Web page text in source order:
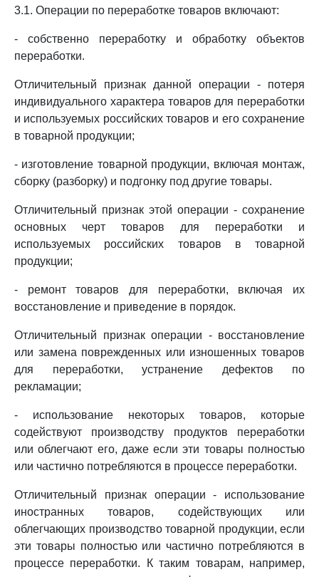
3.1. Операции по переработке товаров включают:
- собственно переработку и обработку объектов
переработки.
Отличительный признак данной операции - потеря
индивидуального характера товаров для переработки
и используемых российских товаров и его сохранение
в товарной продукции;
- изготовление товарной продукции, включая монтаж,
сборку (разборку) и подгонку под другие товары.
Отличительный признак этой операции - сохранение
основных черт товаров для переработки и
используемых российских товаров в товарной
продукции;
- ремонт товаров для переработки, включая их
восстановление и приведение в порядок.
Отличительный признак операции - восстановление
или замена поврежденных или изношенных товаров
для переработки, устранение дефектов по
рекламации;
- использование некоторых товаров, которые
содействуют производству продуктов переработки
или облегчают его, даже если эти товары полностью
или частично потребляются в процессе переработки.
Отличительный признак операции - использование
иностранных товаров, содействующих или
облегчающих производство товарной продукции, если
эти товары полностью или частично потребляются в
процессе переработки. К таким товарам, например,